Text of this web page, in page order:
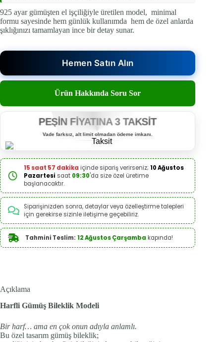
925 ayar gümüşten el işçiliğiyle üretilen model, minimal
formu sayesinde hem günlük kullanımda hem de özel anlarda
şıklığınızı tamamlayan ince bir detay sunar.
Hemen Satın Alın
Ürün Hakkında Soru Sor
PEŞİN FİYATINA 3 TAKSİT
Vade farksız, alt limit olmadan ödeme imkanı.
15 saat 57 dakika içinde sipariş verirseniz; 10 Ağustos
Pazartesi saat 09:30'da size özel üretime
başlanacaktır.
Siparişinizden sonra, detaylar veya özelleştirme talepleri
için gerekirse sizinle iletişime geçebiliriz.
Tahmini Teslim: 12 Ağustos Çarşamba kapında!
Açıklama
Harfli Gümüş Bileklik Modeli
Bir harf… ama en çok onun adıyla anlamlı.
Bu özel tasarım gümüş bileklik;